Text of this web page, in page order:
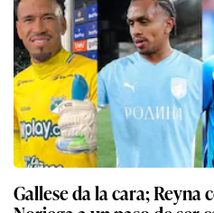
Gallese da la cara; Reyna